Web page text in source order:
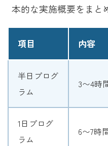
本的な実施概要をまと
項目 内容
半日プログ
ラム
3〜4時
1日プログ
ラム
6〜7時